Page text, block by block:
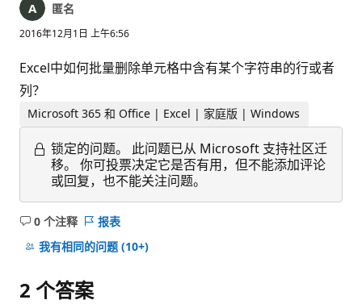
匿名
2016年12月1日 上午6:56
Excel中如何批量删除单元格中含有某个字符串的行或者
列？
Microsoft 365 和 Office | Excel | 家庭版 | Windows
锁定的问题。
此问题已从 Microsoft 支持社区迁
移。 你可投票决定它是否有用，但不能添加评论
或回复，也不能关注问题。
0 个注释
无
注
报表
我有相同的问题 (10+)
2 个答案